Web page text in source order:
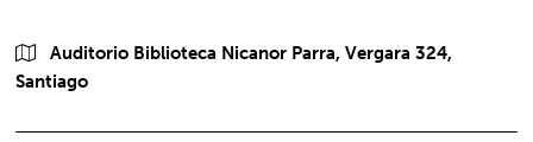
Auditorio Biblioteca Nicanor Parra, Vergara 324,
Santiago